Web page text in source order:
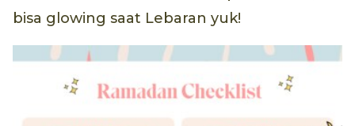
bisa glowing saat Lebaran yuk!